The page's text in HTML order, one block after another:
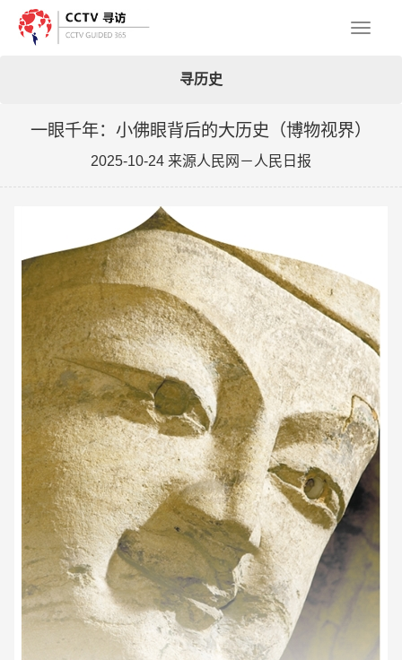
寻历史
一眼千年：小佛眼背后的大历史（博物视界）
2025-10-24 来源人民网－人民日报